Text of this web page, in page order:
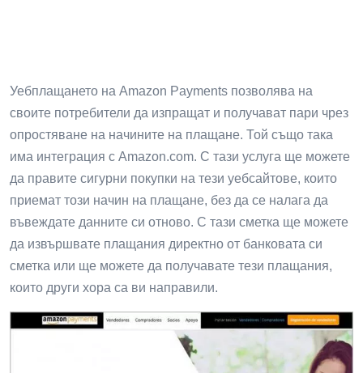
Уебплащането на Amazon Payments позволява на
своите потребители да изпращат и получават пари чрез
опростяване на начините на плащане. Той също така
има интеграция с Amazon.com. С тази услуга ще можете
да правите сигурни покупки на тези уебсайтове, които
приемат този начин на плащане, без да се налага да
въвеждате данните си отново. С тази сметка ще можете
да извършвате плащания директно от банковата си
сметка или ще можете да получавате тези плащания,
които други хора са ви направили.